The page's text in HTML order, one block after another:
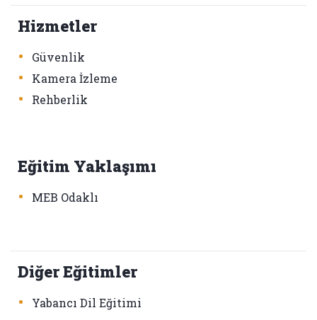
Hizmetler
• Güvenlik
• Kamera İzleme
• Rehberlik
Eğitim Yaklaşımı
• MEB Odaklı
Diğer Eğitimler
• Yabancı Dil Eğitimi